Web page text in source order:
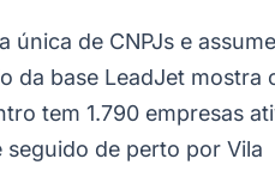
de CNPJs e assume
da base LeadJet mostra
tem 1.790 empresas
de perto por Vila